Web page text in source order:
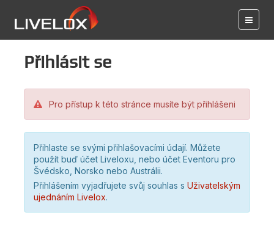
Přihlásit se
Pro přístup k této stránce musíte být přihlášeni
Přihlaste se svými přihlašovacími údají. Můžete
použít buď účet Liveloxu, nebo účet Eventoru pro
Švédsko, Norsko nebo Austrálii.
Přihlášením vyjadřujete svůj souhlas s Uživatelským
ujednáním Livelox.